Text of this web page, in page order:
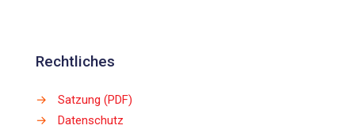
Rechtliches
→
Satzung (PDF)
→
Datenschutz